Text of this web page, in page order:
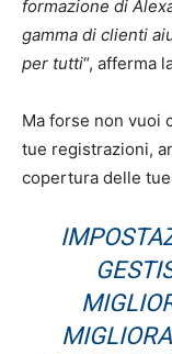
formazione di
gamma di clienti
per tutti“, afferma
Ma forse non vuoi
tue registrazioni,
copertura delle